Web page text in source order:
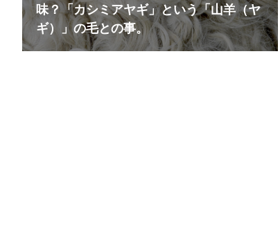
味？「カシミアヤギ」という「山羊（ヤ
ギ）」の毛との事。